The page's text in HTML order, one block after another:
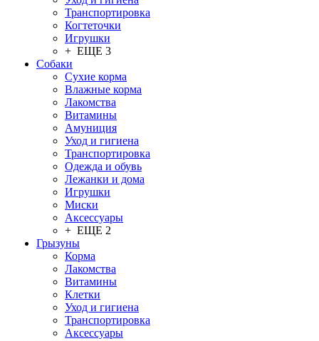
Транспортировка
Когтеточки
Игрушки
+ ЕЩЕ 3
Собаки
Сухие корма
Влажные корма
Лакомства
Витамины
Амуниция
Уход и гигиена
Транспортировка
Одежда и обувь
Лежанки и дома
Игрушки
Миски
Аксессуары
+ ЕЩЕ 2
Грызуны
Корма
Лакомства
Витамины
Клетки
Уход и гигиена
Транспортировка
Аксессуары